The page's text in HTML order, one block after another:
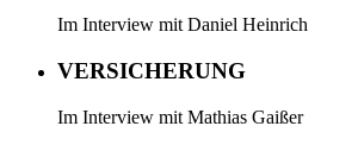
Im Interview mit Daniel Heinrich
VERSICHERUNG
Im Interview mit Mathias Gaißer